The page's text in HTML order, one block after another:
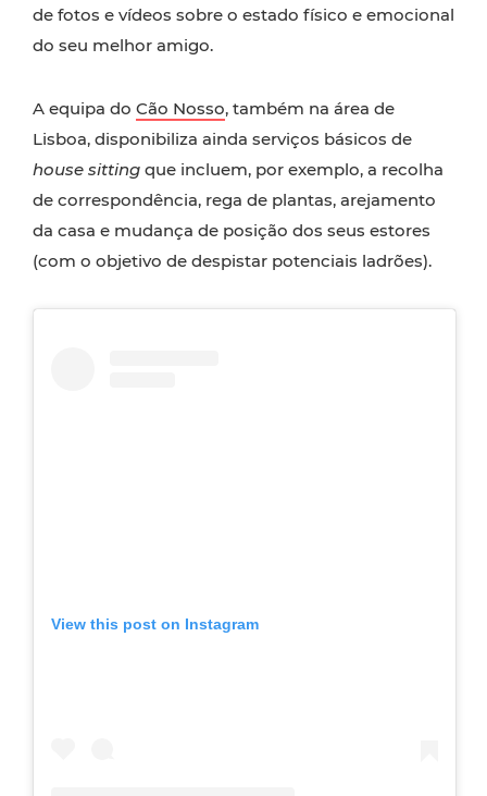
de fotos e vídeos sobre o estado físico e emocional
do seu melhor amigo.
A equipa do Cão Nosso, também na área de
Lisboa, disponibiliza ainda serviços básicos de
house sitting que incluem, por exemplo, a recolha
de correspondência, rega de plantas, arejamento
da casa e mudança de posição dos seus estores
(com o objetivo de despistar potenciais ladrões).
View this post on Instagram